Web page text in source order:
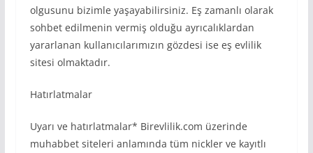
olgusunu bizimle yaşayabilirsiniz. Eş zamanlı olarak
sohbet edilmenin vermiş olduğu ayrıcalıklardan
yararlanan kullanıcılarımızın gözdesi ise eş evlilik
sitesi olmaktadır.
Hatırlatmalar
Uyarı ve hatırlatmalar* Birevlilik.com üzerinde
muhabbet siteleri anlamında tüm nickler ve kayıtlı